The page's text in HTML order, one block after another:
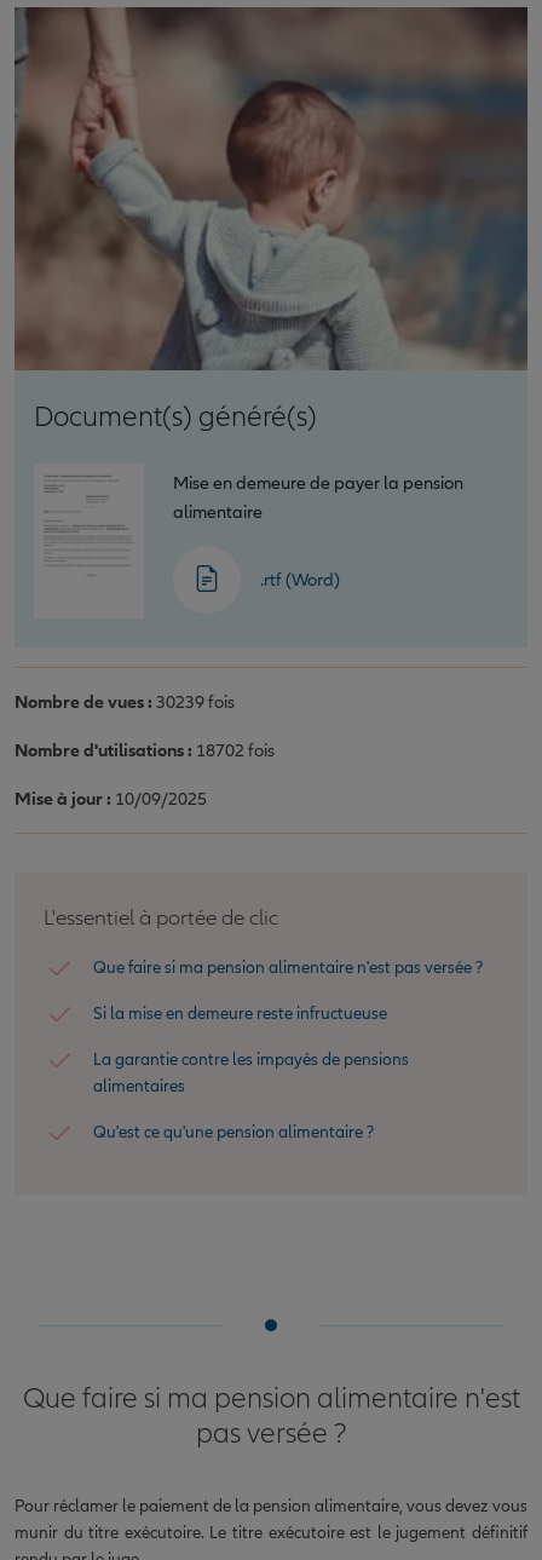
Document(s) généré(s)
Mise en demeure de payer la pension
alimentaire
.rtf (Word)
Nombre de vues : 30239 fois
Nombre d'utilisations : 18702 fois
Mise à jour : 10/09/2025
L'essentiel à portée de clic
Que faire si ma pension alimentaire n'est pas versée ?
Si la mise en demeure reste infructueuse
La garantie contre les impayés de pensions
alimentaires
Qu'est ce qu'une pension alimentaire ?
Que faire si ma pension alimentaire n'est
pas versée ?
Pour réclamer le paiement de la pension alimentaire, vous devez vous
munir du titre exécutoire. Le titre exécutoire est le jugement définitif